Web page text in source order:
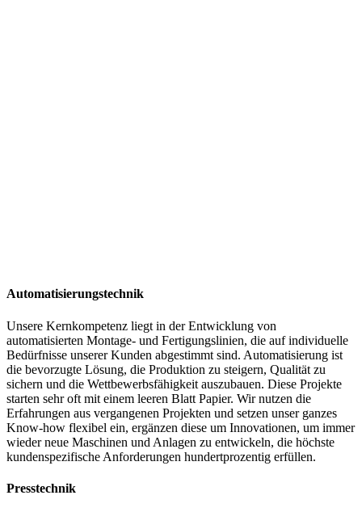
Automatisierungstechnik
Unsere Kernkompetenz liegt in der Entwicklung von
automatisierten Montage- und Fertigungslinien, die auf individuelle
Bedürfnisse unserer Kunden abgestimmt sind. Automatisierung ist
die bevorzugte Lösung, die Produktion zu steigern, Qualität zu
sichern und die Wettbewerbsfähigkeit auszubauen. Diese Projekte
starten sehr oft mit einem leeren Blatt Papier. Wir nutzen die
Erfahrungen aus vergangenen Projekten und setzen unser ganzes
Know-how flexibel ein, ergänzen diese um Innovationen, um immer
wieder neue Maschinen und Anlagen zu entwickeln, die höchste
kundenspezifische Anforderungen hundertprozentig erfüllen.
Presstechnik